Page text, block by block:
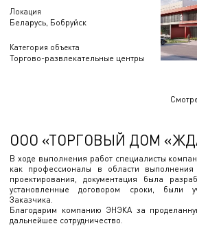
Локация
Беларусь, Бобруйск
Категория объекта
Торгово-развлекательные центры
ООО «ТОРГОВЫЙ ДОМ
В ходе выполнения работ специалисты
как профессионалы в области
проектирования, документация была
установленные договором сроки, были
Заказчика.
Благодарим компанию ЭНЭКА за
дальнейшее сотрудничество.